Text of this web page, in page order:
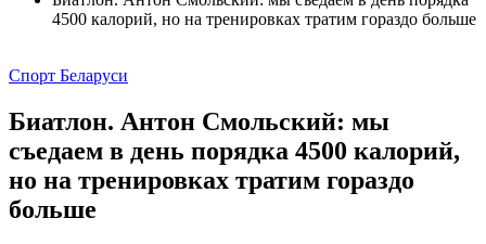
4500 калорий, но на тренировках тратим гораздо больше
Спорт Беларуси
Биатлон. Антон Смольский: мы
съедаем в день порядка 4500 калорий,
но на тренировках тратим гораздо
больше